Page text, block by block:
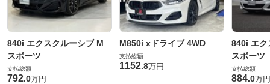
840i エクスクルーシブ M
スポーツ
支払総額
792.0万円
M850i xドライブ 4WD
支払総額
1152.8万円
840i エク
スポーツ
支払総額
884.0万円